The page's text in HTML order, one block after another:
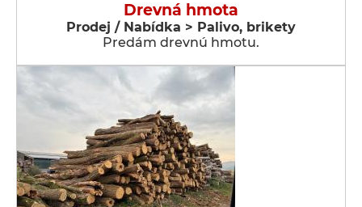
Drevná hmota
Prodej / Nabídka > Palivo, brikety
Predám drevnú hmotu.